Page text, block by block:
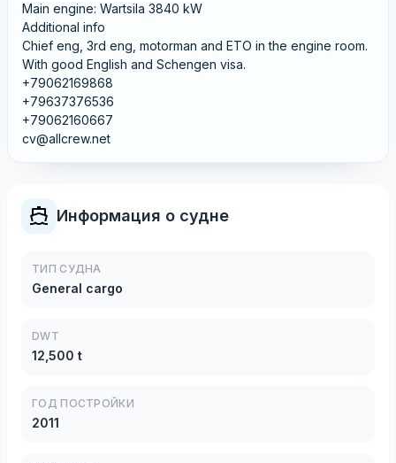
Main engine: Wartsila 3840 kW
Additional info
Chief eng, 3rd eng, motorman and ETO in the engine room.
With good English and Schengen visa.
+79062169868
+79637376536
+79062160667
cv@allcrew.net
Информация о судне
ТИП СУДНА
General cargo
DWT
12,500 t
ГОД ПОСТРОЙКИ
2011